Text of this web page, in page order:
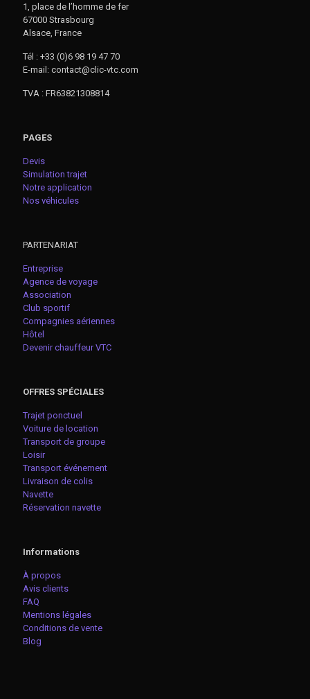
1, place de l’homme de fer
67000 Strasbourg
Alsace, France
Tél : +33 (0)6 98 19 47 70
E-mail: contact@clic-vtc.com
TVA : FR63821308814
PAGES
Devis
Simulation trajet
Notre application
Nos véhicules
PARTENARIAT
Entreprise
Agence de voyage
Association
Club sportif
Compagnies aériennes
Hôtel
Devenir chauffeur VTC
OFFRES SPÉCIALES
Trajet ponctuel
Voiture de location
Transport de groupe
Loisir
Transport événement
Livraison de colis
Navette
Réservation navette
Informations
À propos
Avis clients
FAQ
Mentions légales
Conditions de vente
Blog